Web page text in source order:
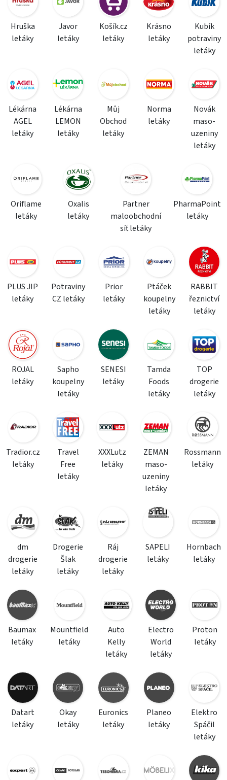
Hruška
letáky
Javor
letáky
Košík.cz
letáky
Krásno
letáky
Kubík
potraviny
letáky
Lékárna
AGEL
letáky
Lékárna
LEMON
letáky
Můj
Obchod
letáky
Norma
letáky
Novák
maso-
uzeniny
letáky
Oriflame
letáky
Oxalis
letáky
Partner
maloobchodní
síť letáky
PharmaPoint
letáky
PLUS JIP
letáky
Potraviny
CZ letáky
Prior
letáky
Ptáček
koupelny
letáky
RABBIT
řeznictví
letáky
ROJAL
letáky
Sapho
koupelny
letáky
SENESI
letáky
Tamda
Foods
letáky
TOP
drogerie
letáky
Tradior.cz
letáky
Travel
Free
letáky
XXXLutz
letáky
ZEMAN
maso-
uzeniny
letáky
Rossmann
letáky
dm
drogerie
letáky
Drogerie
Šlak
letáky
Ráj
drogerie
letáky
SAPELI
letáky
Hornbach
letáky
Baumax
letáky
Mountfield
letáky
Auto
Kelly
letáky
Electro
World
letáky
Proton
letáky
Datart
letáky
Okay
letáky
Euronics
letáky
Planeo
letáky
Elektro
Spáčil
letáky